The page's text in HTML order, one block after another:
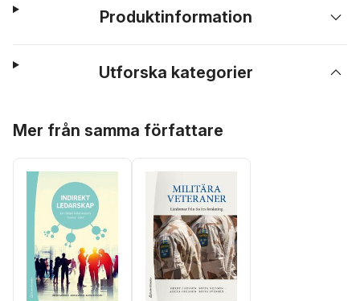
Produktinformation
Utforska kategorier
Mer från samma författare